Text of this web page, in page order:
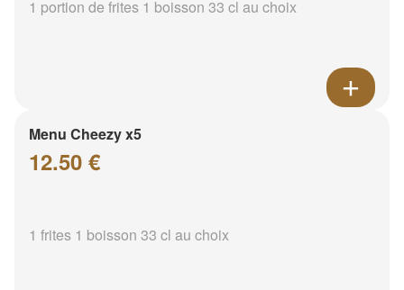
1 portion de frites 1 boisson 33 cl au choix
Menu Cheezy x5
12.50 €
1 frites 1 boisson 33 cl au choix